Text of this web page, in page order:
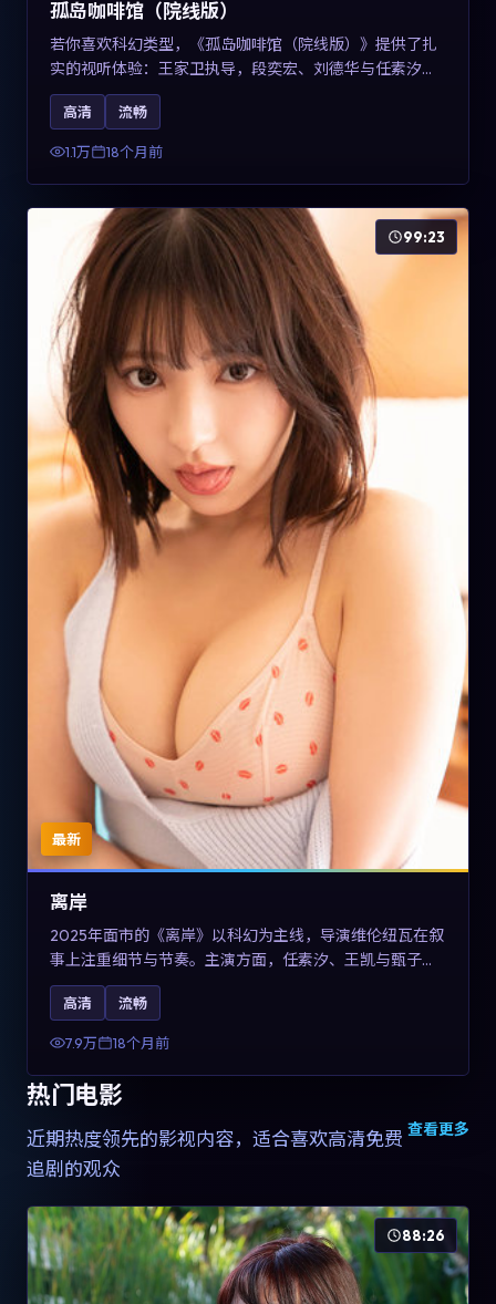
孤岛咖啡馆（院线版）
若你喜欢科幻类型，《孤岛咖啡馆（院线版）》提供了扎
实的视听体验：王家卫执导，段奕宏、刘德华与任素汐共
同演绎。影片2025年于中国台湾上映，内容用冷峻镜头语
言观察城市夜间的孤独，关键词包含高清流畅、人物关系
与情节反转，适合检索「2025科幻」「中国台湾电影」的
高清 流畅
1.1万 18个月前
最新
99:23
离岸
2025年面市的《离岸》以科幻为主线，导演维伦纽瓦在叙
事上注重细节与节奏。主演方面，任素汐、王凯与甄子丹
的表演为角色增添层次。故事把东方美学与类型节奏做本
土化融合，可作为德国影视爱好者的高清观影选择。
高清 流畅
7.9万 18个月前
热门电影
近期热度领先的影视内容，适合喜欢高清免费
追剧的观众
查看更多
88:26